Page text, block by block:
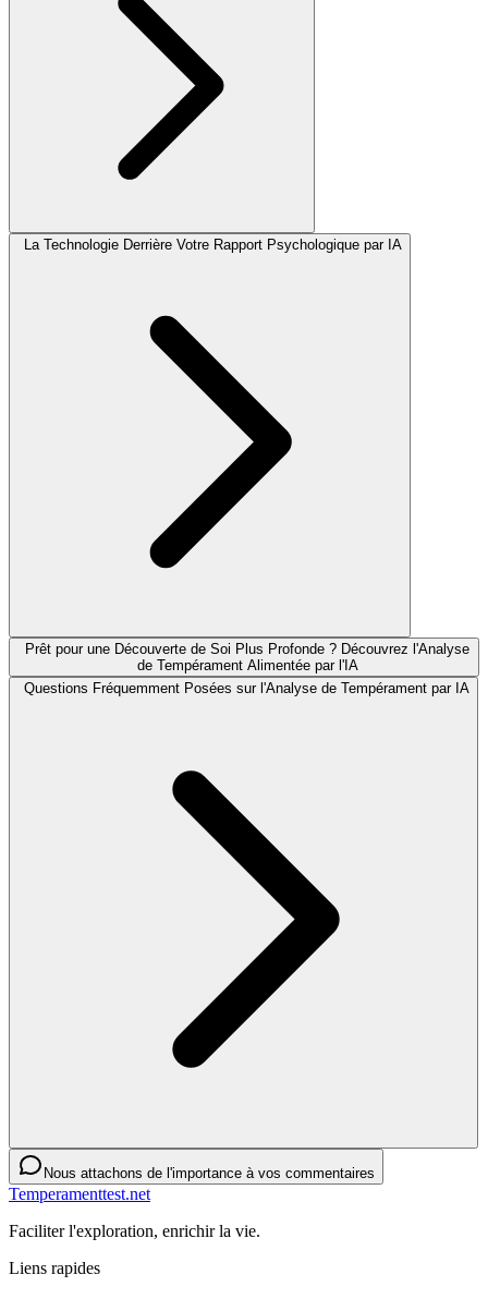
La Technologie Derrière Votre Rapport Psychologique par IA
Prêt pour une Découverte de Soi Plus Profonde ? Découvrez l'Analyse
de Tempérament Alimentée par l'IA
Questions Fréquemment Posées sur l'Analyse de Tempérament par IA
Nous attachons de l'importance à vos commentaires
Temperamenttest.net
Faciliter l'exploration, enrichir la vie.
Liens rapides